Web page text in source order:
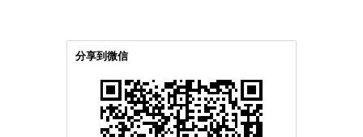
分享到微信